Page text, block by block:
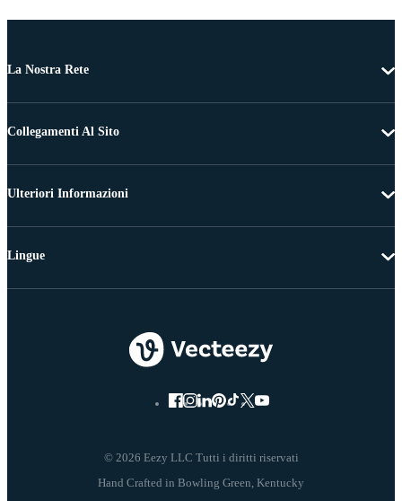
La Nostra Rete
Collegamenti Al Sito
Ulteriori Informazioni
© 2026 Eezy LLC Tutti i diritti riservati
Lingue